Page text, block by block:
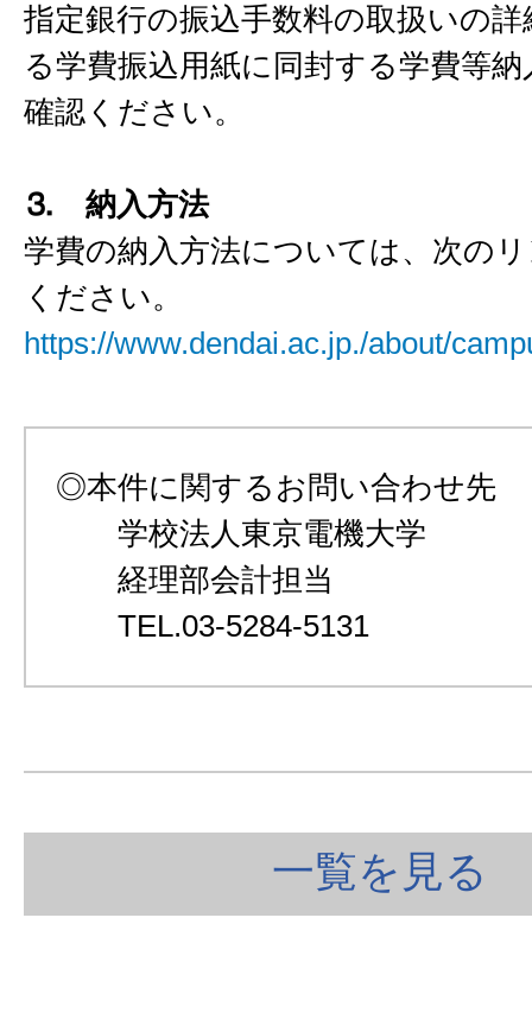
指定銀行の振込手数料の取扱いの
る学費振込用紙に同封する学費等
確認ください。
⒊ 納入方法
学費の納入方法については、次の
ください。
https://www.dendai.ac.jp./about/
◎本件に関するお問い合わせ先
学校法人東京電機大学
経理部会計担当
TEL.03-5284-5131
一覧を見る